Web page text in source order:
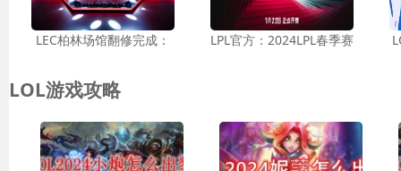
LEC柏林场馆翻修完成： LPL官方：2024LPL春季赛
LOL游戏攻略